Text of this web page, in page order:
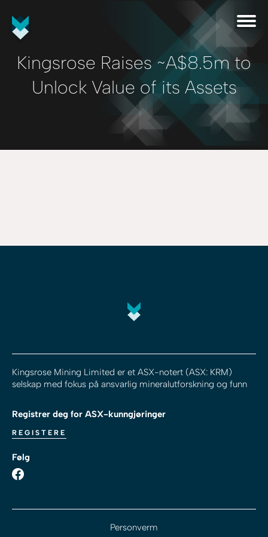
Kingsrose Raises ~A$8.5m to
Unlock Value of its Assets
Kingsrose Mining Limited er et ASX-notert (ASX: KRM)
selskap med fokus på ansvarlig mineralutforskning og funn
Registrer deg for ASX-kunngjøringer
REGISTERE
Følg
Personverm